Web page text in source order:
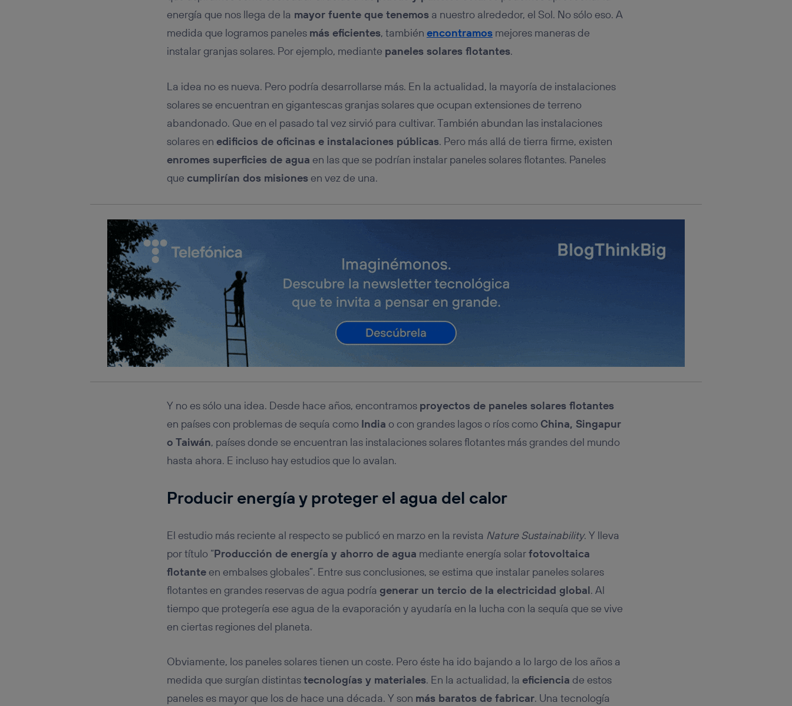
energía que nos llega de la mayor fuente que tenemosa nuestro alrededor, el Sol. No sólo eso. A
medida que logramos paneles más eficientes, también encontramosmejores maneras de
instalar granjas solares. Por ejemplo, mediante paneles solares flotantes.
La idea no es nueva. Pero podría desarrollarse más. En la actualidad, la mayoría de instalaciones
solares se encuentran en gigantescas granjas solares que ocupan extensiones de terreno
abandonado. Que en el pasado tal vez sirvió para cultivar. También abundan las instalaciones
solares en edificios de oficinas e instalaciones públicas. Pero más allá de tierra firme, existen
enromes superficies de agua en las que se podrían instalar paneles solares flotantes. Paneles
que cumplirían dos misionesen vez de una.
Y no es sólo una idea. Desde hace años, encontramos proyectos de paneles solares flotantes
en países con problemas de sequía como India o con grandes lagos o ríos como China, Singapur
o Taiwán, países donde se encuentran las instalaciones solares flotantes más grandes del mundo
hasta ahora. E incluso hay estudios que lo avalan.
Producir energía y proteger el agua del calor
El estudio más reciente al respecto se publicó en marzo en la revista Nature Sustainability. Y lleva
por título “Producción de energía y ahorro de agua mediante energía solarfotovoltaica
flotanteen embalses globales”. Entre sus conclusiones, se estima que instalar paneles solares
flotantes en grandes reservas de agua podría generar un tercio de la electricidad global. Al
tiempo que protegería ese agua de la evaporación y ayudaría en la lucha con la sequía que se vive
en ciertas regiones del planeta.
Obviamente, los paneles solares tienen un coste. Pero éste ha ido bajando a lo largo de los años a
medida que surgían distintastecnologías y materiales. En la actualidad, la eficiencia de estos
paneles es mayor que los de hace una década. Y son más baratos de fabricar. Una tecnología
conecte su dispositivo y consienta el uso de la tecnología recibirá el mismo identificador.
Típicamente:
Si utilizas unaconexión de banda ancha (p. ej., Wi-Fi), el marketing o análisis se
realizará en función de las actividades de navegación de los miembros del hogar que
únicamente en la navegación del usuario del móvil.
Puedes gestionar los consentimientos Utiq seleccionando “Administrar Utiq” en la parte
inferior de esta página web o visitando el
portal de privacidad de Utiq (“consenthub”)
Para más información, consulta la política de privacidad de Utiq.